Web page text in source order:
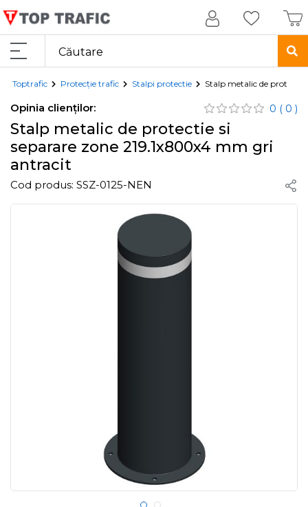
Toptrafic Protecție trafic Stalpi protectie Stalp metalic de
Opinia clienților: 0 ( 0 )
Stalp metalic de protectie si
separare zone 219.1x800x4 mm gri
antracit
Cod produs: SSZ-0125-NEN